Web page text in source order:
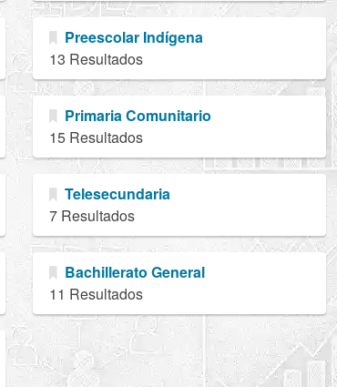
Preescolar Indígena
13 Resultados
Primaria Comunitario
15 Resultados
Telesecundaria
7 Resultados
Bachillerato General
11 Resultados